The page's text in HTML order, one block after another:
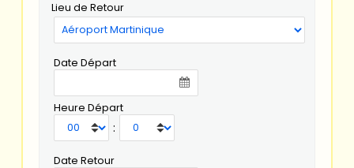
Lieu de Retour
Date Départ
Heure Départ
:
Date Retour